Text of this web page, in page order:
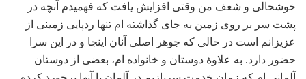
خوشحالی و شعف من وقتی افزایش یافت که فهمیدم آنچه در
پشت سر بر روی زمین به جای گذاشته‏ ام تنها ردپایی زمینی از
عزیزانم است در حالی که جوهر اصلی آنان اینجا و در این سرا
حضور دارد. به علاوۀ دوستان و خانواده‏ ام، بعضی از دوستان